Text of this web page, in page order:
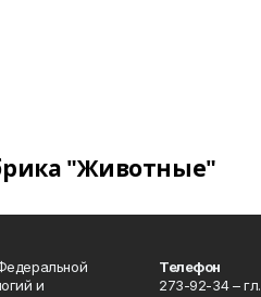
"Животные"
и
Телефон
273-92-34 –